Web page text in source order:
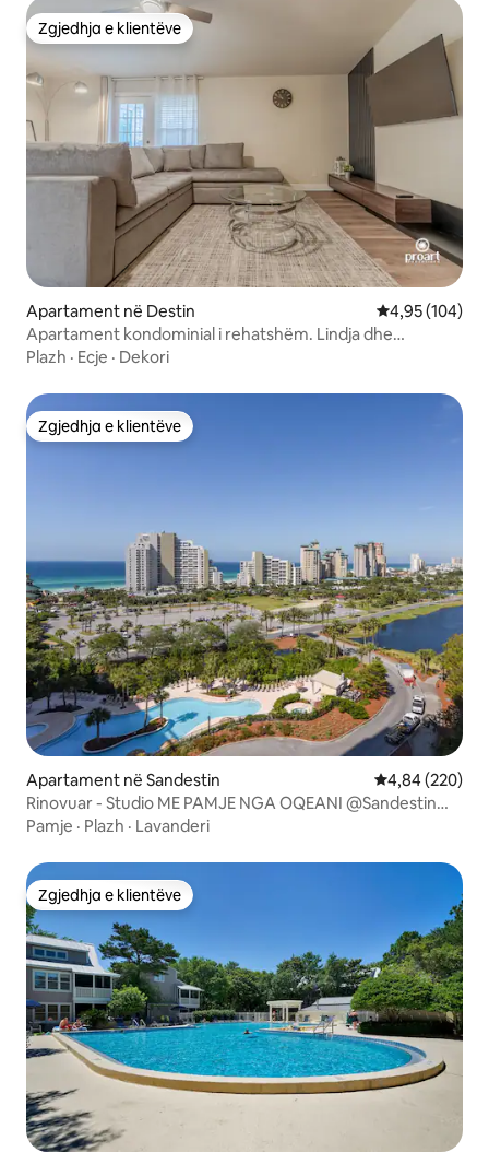
Zgjedhja e klientëve
Zgjedhja e klientëve
Apartament në Destin Vlerësimi
4,95 (104)
Apartament kondominial i rehatshëm. Lindja dhe
perëndimi i diellit
Plazh · Ecje · Dekori
Zgjedhja e klientëve
Zgjedhja e klientëve
Apartament në Sandestin Vlerësimi
4,84 (220)
Rinovuar - Studio ME PAMJE NGA OQEANI @Sandestin
resort
Pamje · Plazh · Lavanderi
Zgjedhja e klientëve
Zgjedhja e klientëve